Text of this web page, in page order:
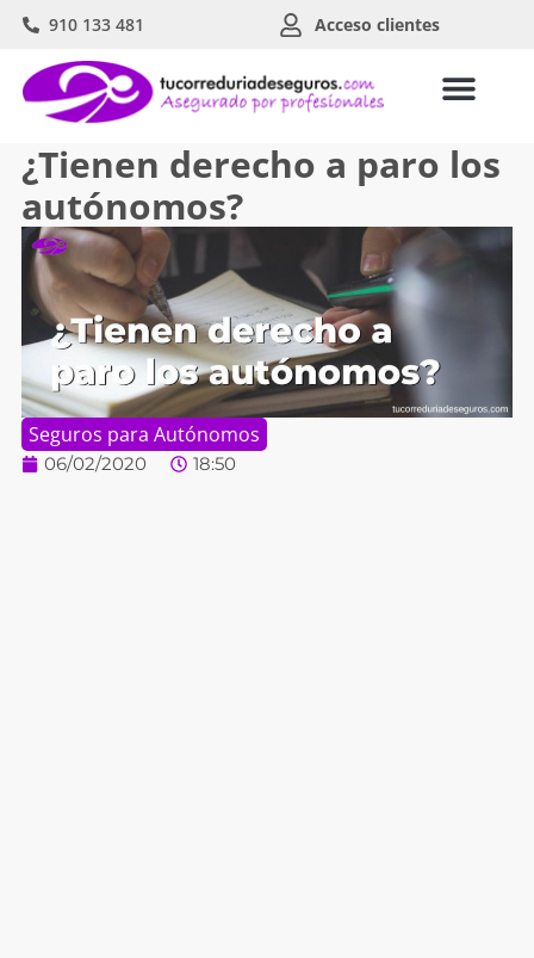
910 133 481 Acceso clientes
¿Tienen derecho a paro los
autónomos?
Seguros para Autónomos
06/02/2020 18:50